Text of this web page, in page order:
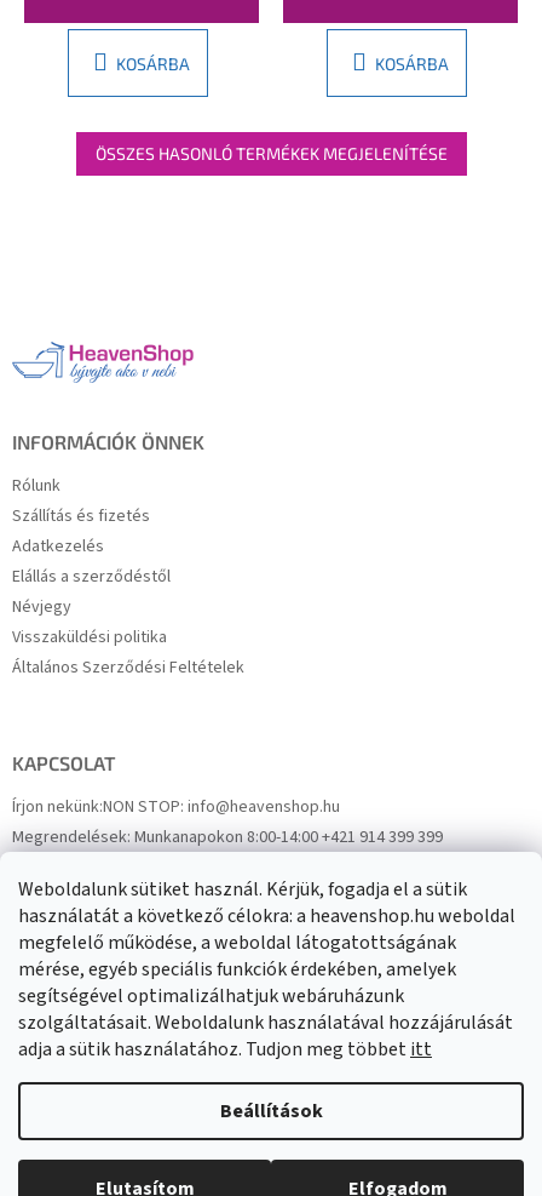
Weboldalunk sütiket használ. Kérjük, fogadja el a sütik
használatát a következő célokra: a heavenshop.hu weboldal
megfelelő működése, a weboldal látogatottságának
mérése, egyéb speciális funkciók érdekében, amelyek
segítségével optimalizálhatjuk webáruházunk
szolgáltatásait. Weboldalunk használatával hozzájárulását
adja a sütik használatához. Tudjon meg többetitt
Beállítások
Elutasítom Elfogadom
KOSÁRBA KOSÁRBA
ÖSSZES HASONLÓ TERMÉKEK MEGJELENÍTÉSE
INFORMÁCIÓK ÖNNEK
Rólunk
Szállítás és fizetés
Adatkezelés
Elállás a szerződéstől
Névjegy
Visszaküldési politika
Általános Szerződési Feltételek
KAPCSOLAT
Írjon nekünk:NON STOP: info@heavenshop.hu
Megrendelések:Munkanapokon 8:00-14:00 +421 914 399 399
FacebookHeavenShop.sk
Eredményeink